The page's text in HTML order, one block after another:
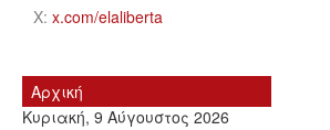
X: x.com/elaliberta
Αρχική
Κυριακή, 9 Αύγουστος 2026